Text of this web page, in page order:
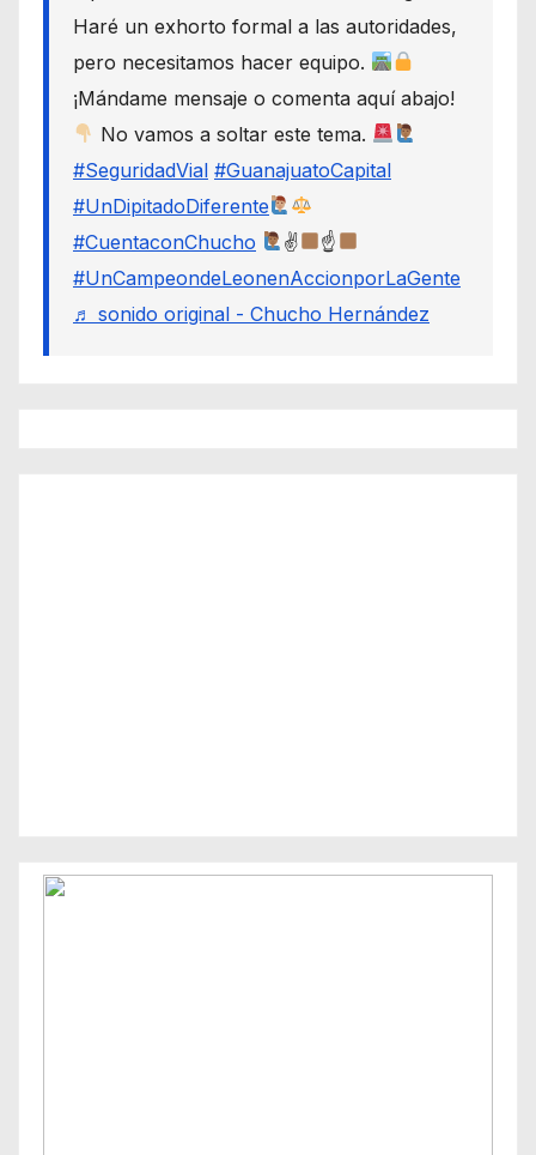
Haré un exhorto formal a las autoridades,
pero necesitamos hacer equipo.
¡Mándame mensaje o comenta aquí abajo!
No vamos a soltar este tema.
#SeguridadVial #GuanajuatoCapital
#UnDipitadoDiferente
#CuentaconChucho
✌
☝
#UnCampeondeLeonenAccionporLaGente
♬ sonido original - Chucho Hernández